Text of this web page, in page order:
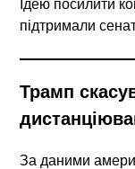
Ідею посилити
підтримали
Трамп
За даними